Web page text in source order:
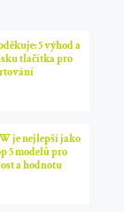
5 výhod a
tlačítka pro
je nejlepší jako
5 modelů pro
a hodnotu